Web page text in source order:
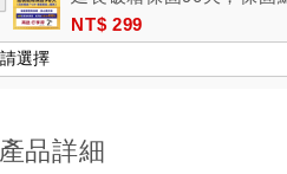
NT$ 299
產品詳細